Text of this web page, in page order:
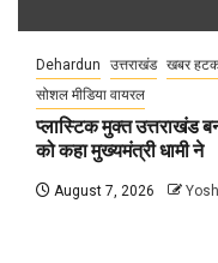
Dehardun उत्तराखंड खबर
सोशल मीडिया वायरल
प्लास्टिक मुक्त उत्तराखंड
को कहा मुख्यमंत्री धामी ने
August 7, 2026